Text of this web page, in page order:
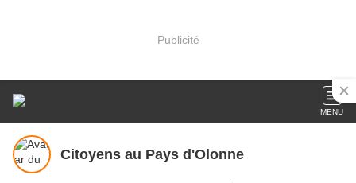
Publicité
MENU
Citoyens au Pays d'Olonne